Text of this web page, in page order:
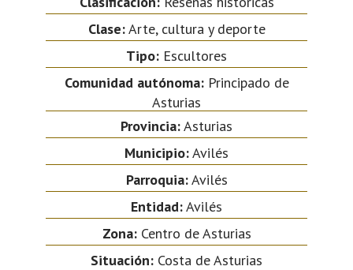
Clase:Arte, cultura y deporte
Tipo: Escultores
Comunidad autónoma:Principado de
Asturias
Provincia:Asturias
Municipio:Avilés
Parroquia:Avilés
Entidad:Avilés
Zona:Centro de Asturias
Situación: Costa de Asturias